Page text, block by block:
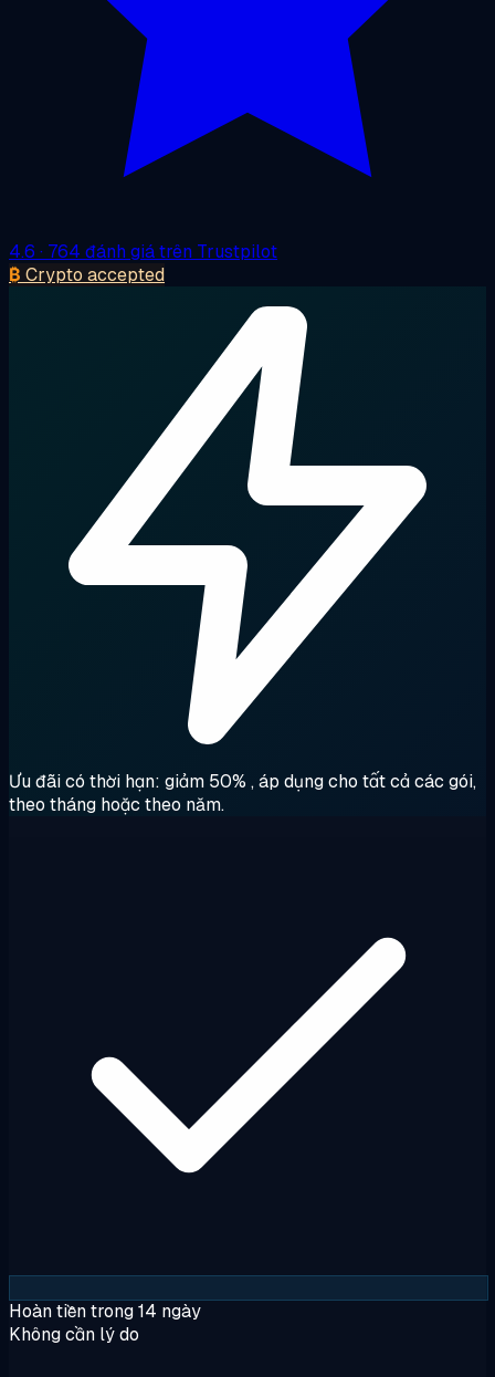
4.6 · 764 đánh giá trên Trustpilot
₿ Crypto accepted
Ưu đãi có thời hạn: giảm 50% , áp dụng cho tất cả các gói,
theo tháng hoặc theo năm.
Hoàn tiền trong 14 ngày
Không cần lý do